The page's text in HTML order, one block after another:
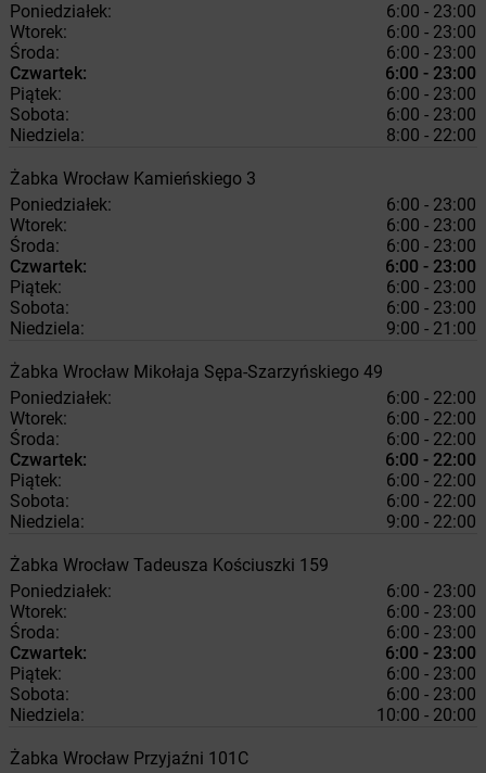
Poniedziałek:
6:00 - 23:00
Wtorek:
6:00 - 23:00
Środa:
6:00 - 23:00
Czwartek:
6:00 - 23:00
Piątek:
6:00 - 23:00
Sobota:
6:00 - 23:00
Niedziela:
8:00 - 22:00
Żabka Wrocław Kamieńskiego 3
Poniedziałek:
6:00 - 23:00
Wtorek:
6:00 - 23:00
Środa:
6:00 - 23:00
Czwartek:
6:00 - 23:00
Piątek:
6:00 - 23:00
Sobota:
6:00 - 23:00
Niedziela:
9:00 - 21:00
Żabka Wrocław Mikołaja Sępa-Szarzyńskiego 49
Poniedziałek:
6:00 - 22:00
Wtorek:
6:00 - 22:00
Środa:
6:00 - 22:00
Czwartek:
6:00 - 22:00
Piątek:
6:00 - 22:00
Sobota:
6:00 - 22:00
Niedziela:
9:00 - 22:00
Żabka Wrocław Tadeusza Kościuszki 159
Poniedziałek:
6:00 - 23:00
Wtorek:
6:00 - 23:00
Środa:
6:00 - 23:00
Czwartek:
6:00 - 23:00
Piątek:
6:00 - 23:00
Sobota:
6:00 - 23:00
Niedziela:
10:00 - 20:00
Żabka Wrocław Przyjaźni 101C